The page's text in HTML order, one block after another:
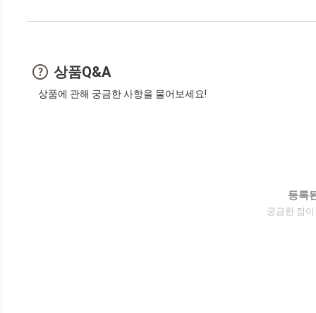
상품Q&A
상품에 관해 궁금한 사항을 물어보세요!
등록
궁금한 점